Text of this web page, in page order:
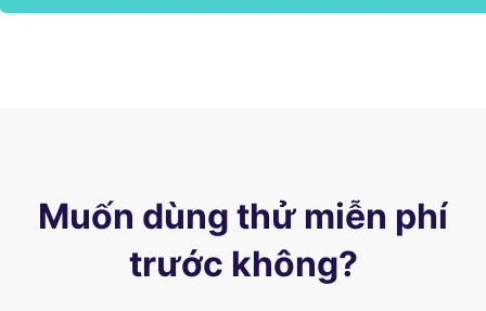
Muốn dùng thử miễn phí
trước không?